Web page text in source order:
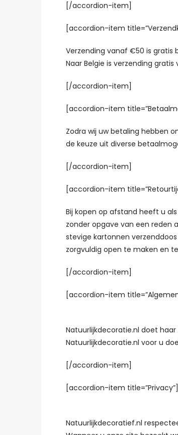
[/accordion-item]
[accordion-item
Verzending vanaf €50 is gratis
Naar Belgie is verzending
[/accordion-item]
[accordion-item
Zodra wij uw betaling hebben
de keuze uit diverse
[/accordion-item]
[accordion-item
Bij kopen op afstand heeft u
zonder opgave van een reden
stevige kartonnen
zorgvuldig open te maken en
[/accordion-item]
[accordion-item
Natuurlijkdecoratie.nl doet
Natuurlijkdecoratie.nl voor u
[/accordion-item]
[accordion-item title=”Privacy”]
Natuurlijkdecoratief.nl